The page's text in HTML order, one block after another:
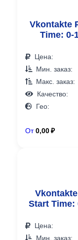
Vkontakte
Time: 0-
Цена:
Мин. заказ:
Макс. заказ:
Качество:
Гео:
От 0,00 ₽
Start Time:
Цена:
Мин. заказ: